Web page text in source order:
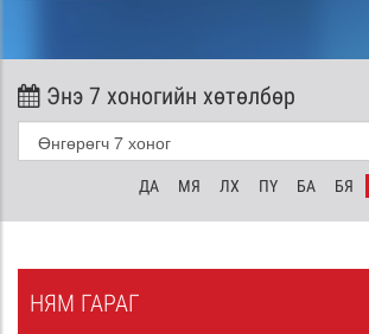
Энэ 7 хоногийн хөтөлбөр
ДА МЯ ЛХ ПҮ БА БЯ
НЯМ ГАРАГ